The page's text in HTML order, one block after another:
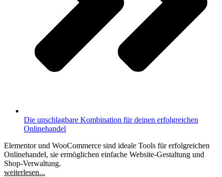
Die unschlagbare Kombination für deinen erfolgreichen
Onlinehandel
Elementor und WooCommerce sind ideale Tools für erfolgreichen
Onlinehandel, sie ermöglichen einfache Website-Gestaltung und
Shop-Verwaltung.
weiterlesen...